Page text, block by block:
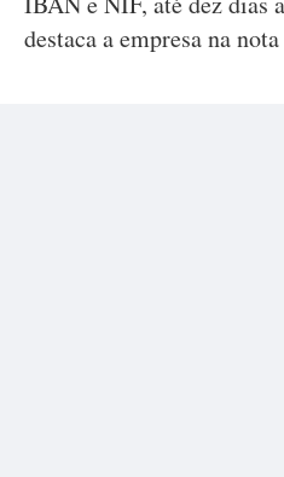
destaca a empresa na